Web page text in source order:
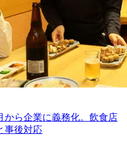
から企業に義務化。飲食店
事後対応